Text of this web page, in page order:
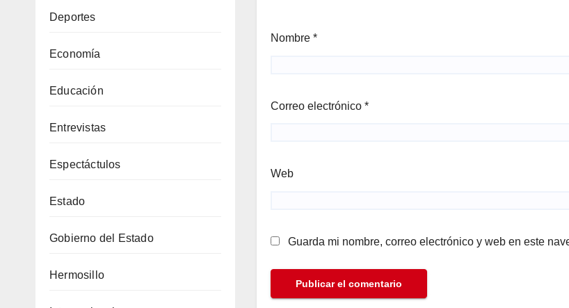
Deportes
Economía
Educación
Entrevistas
Espectáctulos
Estado
Gobierno del Estado
Hermosillo
Nombre *
Correo electrónico *
Web
Guarda mi nombre, correo electrónico y web en este